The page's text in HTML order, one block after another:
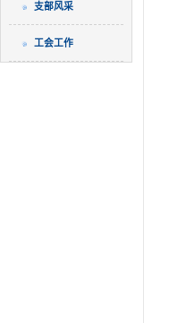
支部风采
工会工作